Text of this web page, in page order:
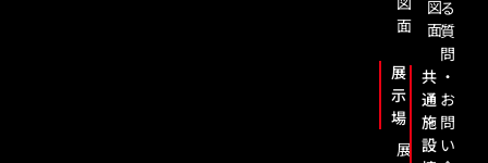
面
展
示
場
展
図
面
共
通
施
設
る
質
問
・
お
問
い